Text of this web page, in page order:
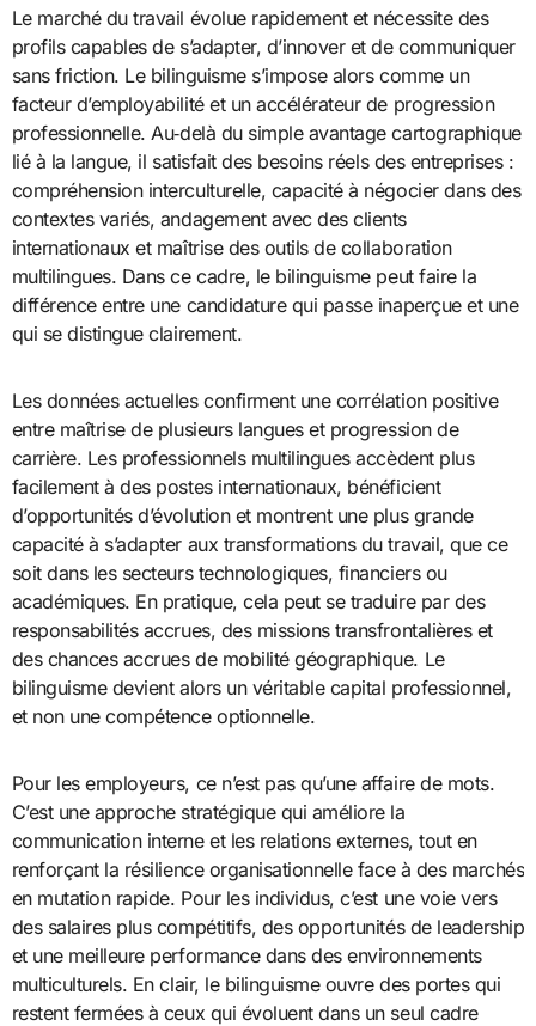
Le marché du travail évolue rapidement et nécessite des
profils capables de s’adapter, d’innover et de communiquer
sans friction. Le bilinguisme s’impose alors comme un
facteur d’employabilité et un accélérateur de progression
professionnelle. Au‑delà du simple avantage cartographique
lié à la langue, il satisfait des besoins réels des entreprises :
compréhension interculturelle, capacité à négocier dans des
contextes variés, andagement avec des clients
internationaux et maîtrise des outils de collaboration
multilingues. Dans ce cadre, le bilinguisme peut faire la
différence entre une candidature qui passe inaperçue et une
qui se distingue clairement.
Les données actuelles confirment une corrélation positive
entre maîtrise de plusieurs langues et progression de
carrière. Les professionnels multilingues accèdent plus
facilement à des postes internationaux, bénéficient
d’opportunités d’évolution et montrent une plus grande
capacité à s’adapter aux transformations du travail, que ce
soit dans les secteurs technologiques, financiers ou
académiques. En pratique, cela peut se traduire par des
responsabilités accrues, des missions transfrontalières et
des chances accrues de mobilité géographique. Le
bilinguisme devient alors un véritable capital professionnel,
et non une compétence optionnelle.
Pour les employeurs, ce n’est pas qu’une affaire de mots.
C’est une approche stratégique qui améliore la
communication interne et les relations externes, tout en
renforçant la résilience organisationnelle face à des marchés
en mutation rapide. Pour les individus, c’est une voie vers
des salaires plus compétitifs, des opportunités de leadership
et une meilleure performance dans des environnements
multiculturels. En clair, le bilinguisme ouvre des portes qui
restent fermées à ceux qui évoluent dans un seul cadre